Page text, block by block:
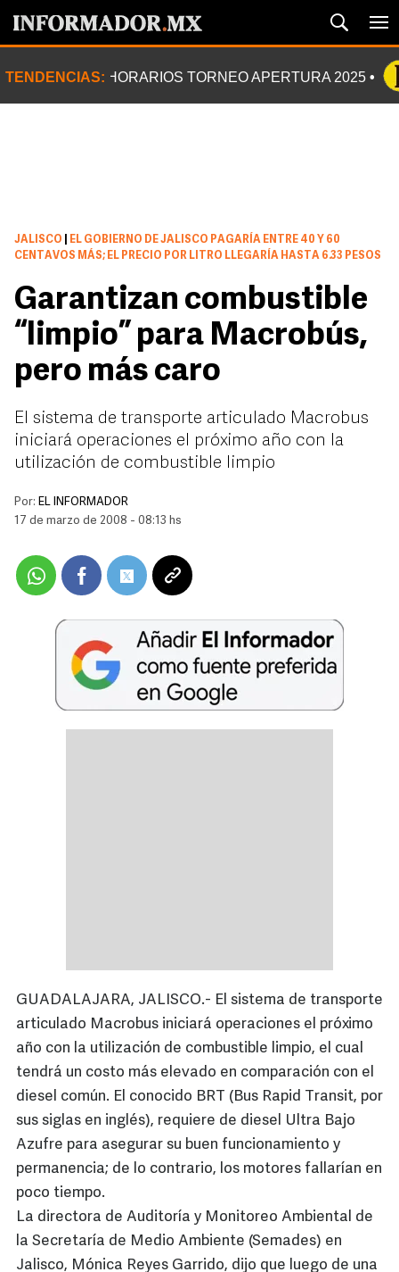
TENDENCIAS: HORARIOS TORNEO APERTURA 2025
JALISCO
EL GOBIERNO DE JALISCO PAGARÍA ENTRE 40 Y 60
CENTAVOS MÁS; EL PRECIO POR LITRO LLEGARÍA HASTA 6.33 PESOS
Garantizan combustible
“limpio” para Macrobús,
pero más caro
El sistema de transporte articulado Macrobus
iniciará operaciones el próximo año con la
utilización de combustible limpio
Por: EL INFORMADOR
17 de marzo de 2008 - 08:13 hs
GUADALAJARA, JALISCO.- El sistema de transporte
articulado Macrobus iniciará operaciones el próximo
año con la utilización de combustible limpio, el cual
tendrá un costo más elevado en comparación con el
diesel común. El conocido BRT (Bus Rapid Transit, por
sus siglas en inglés), requiere de diesel Ultra Bajo
Azufre para asegurar su buen funcionamiento y
permanencia; de lo contrario, los motores fallarían en
poco tiempo.
La directora de Auditoría y Monitoreo Ambiental de
la Secretaría de Medio Ambiente (Semades) en
Jalisco, Mónica Reyes Garrido, dijo que luego de una